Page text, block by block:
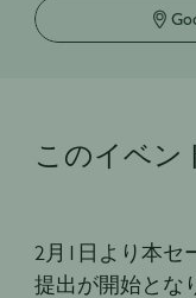
このイベン
2月1日より本セ
提出が開始とな